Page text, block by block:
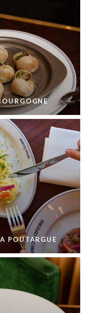
POUTARGUE